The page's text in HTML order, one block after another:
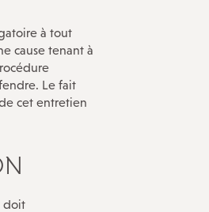
L’inspection du travail
Les services de santé au travail
La Bourse du travail
Notre réseau social
à tout
cause tenant à
Le fait
cet entretien
doit